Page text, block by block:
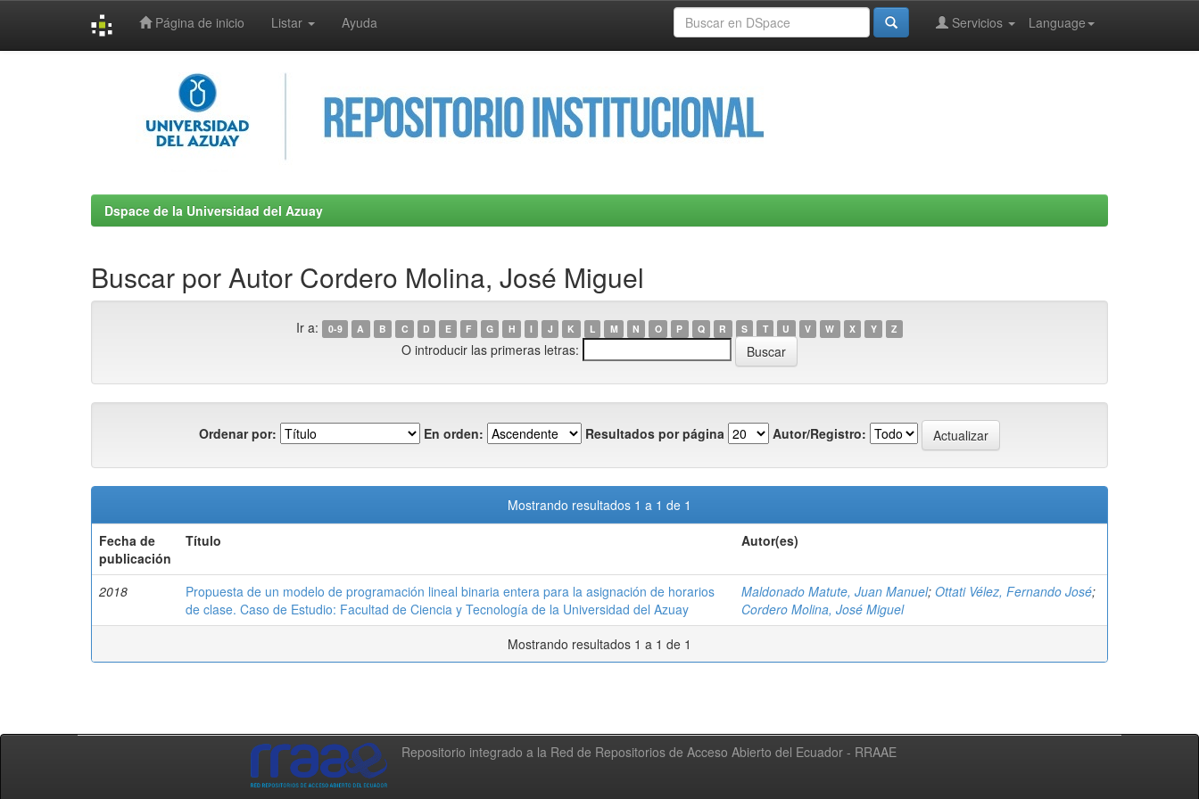
Página de inicio Listar Ayuda Language
Servicios
Dspace de la Universidad del Azuay
Buscar por Autor Cordero Molina, José Miguel
Ir a: 0-9 A B C D E F G H I J K L M N O P Q R S T U V W X Y Z
O introducir las primeras letras:
Ordenar por: En orden: Resultados por página Autor/Registro:
Mostrando resultados 1 a 1 de 1
Fecha de
publicación
Título Autor(es)
2018
Propuesta de un modelo de programación lineal binaria entera para la asignación de horarios
de clase. Caso de Estudio: Facultad de Ciencia y Tecnología de la Universidad del Azuay
Maldonado Matute, Juan Manuel; Ottati Vélez, Fernando José;
Cordero Molina, José Miguel
Mostrando resultados 1 a 1 de 1
Repositorio integrado a la Red de Repositorios de Acceso Abierto del Ecuador - RRAAE